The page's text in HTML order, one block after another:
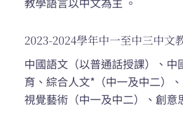
2023-2024學年中一至中三中文
中國語文（以普通話授課）、
育、綜合人文*（中一及中二）
視覺藝術（中一及中二）、創意